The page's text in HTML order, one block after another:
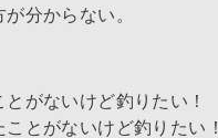
分からない。
がないけど釣りたい！
とがないけど釣りたい！